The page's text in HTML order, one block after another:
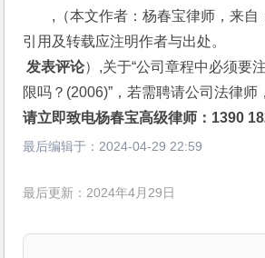
,（本文作者：杨春宝律师，来自
引用及转载应注明作者与出处。
发表评论）,关于“公司章程中必须要
限吗？(2006)”，若需聘请公司法律师，
请立即致电杨春宝高级律师：1390
最后编辑于： 2024-04-29 22:59
最后更新：2024年4月29日